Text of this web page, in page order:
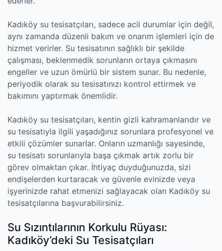
Kadıköy su tesisatçıları, sadece acil durumlar için değil,
aynı zamanda düzenli bakım ve onarım işlemleri için de
hizmet verirler. Su tesisatının sağlıklı bir şekilde
çalışması, beklenmedik sorunların ortaya çıkmasını
engeller ve uzun ömürlü bir sistem sunar. Bu nedenle,
periyodik olarak su tesisatınızı kontrol ettirmek ve
bakımını yaptırmak önemlidir.
Kadıköy su tesisatçıları, kentin gizli kahramanlarıdır ve
su tesisatıyla ilgili yaşadığınız sorunlara profesyonel ve
etkili çözümler sunarlar. Onların uzmanlığı sayesinde,
su tesisatı sorunlarıyla başa çıkmak artık zorlu bir
görev olmaktan çıkar. İhtiyaç duyduğunuzda, sizi
endişelerden kurtaracak ve güvenle evinizde veya
işyerinizde rahat etmenizi sağlayacak olan Kadıköy su
tesisatçılarına başvurabilirsiniz.
Su Sızıntılarının Korkulu Rüyası:
Kadıköy’deki Su Tesisatçıları